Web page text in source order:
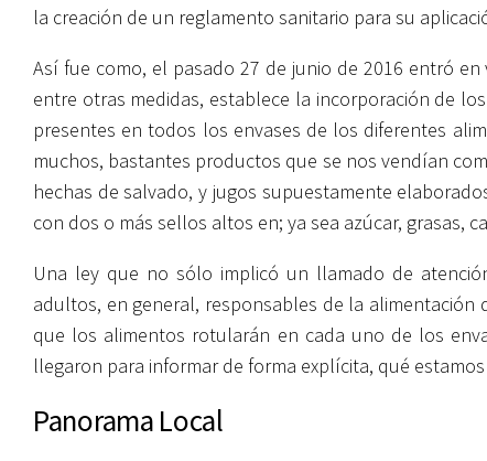
la creación de un reglamento sanitario para su
Así fue como, el pasado 27 de junio de 2016 entró
entre otras medidas, establece la incorporación de
presentes en todos los envases de los diferentes
muchos, bastantes productos que se nos vendían
hechas de salvado, y jugos supuestamente
con dos o más sellos altos en; ya sea azúcar, grasas,
Una ley que no sólo implicó un llamado de
adultos, en general, responsables de la alimentación
que los alimentos rotularán en cada uno de los
llegaron para informar de forma explícita, qué
Panorama Local